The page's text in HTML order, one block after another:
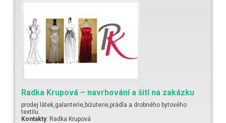
Radka Krupová – navrhování a šití na zakázku
prodej látek,galanterie,bižuterie,prádla a drobného bytového
textilu.
Kontakty: Radka Krupová